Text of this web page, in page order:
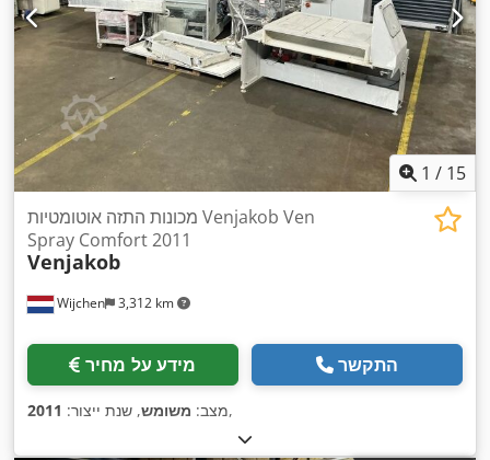
1 / 15
Wijchen 3,312 km
מכונות התזה אוטומטיות Venjakob Ven
Spray Comfort 2011
Venjakob
מידע על מחיר התקשר
מצב: משומש, שנת ייצור: 2011 ,